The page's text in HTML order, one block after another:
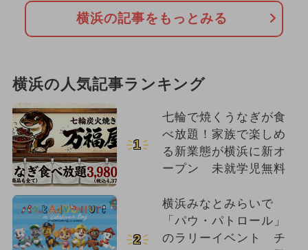
横浜の記事をもっとみる
横浜の人気記事ランキング
1
七輪で焼くうなぎが食
べ放題！家族で楽しめ
る新業態が横浜に新オ
ープン 未就学児無料
2
横浜みなとみらいで
「パウ・パトロール」
のラリーイベント チ